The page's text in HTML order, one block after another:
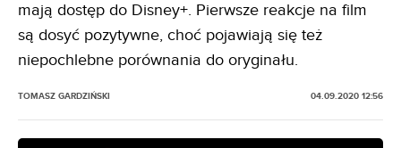
mają dostęp do Disney+. Pierwsze reakcje na film
są dosyć pozytywne, choć pojawiają się też
niepochlebne porównania do oryginału.
TOMASZ GARDZIŃSKI 04.09.2020 12:56